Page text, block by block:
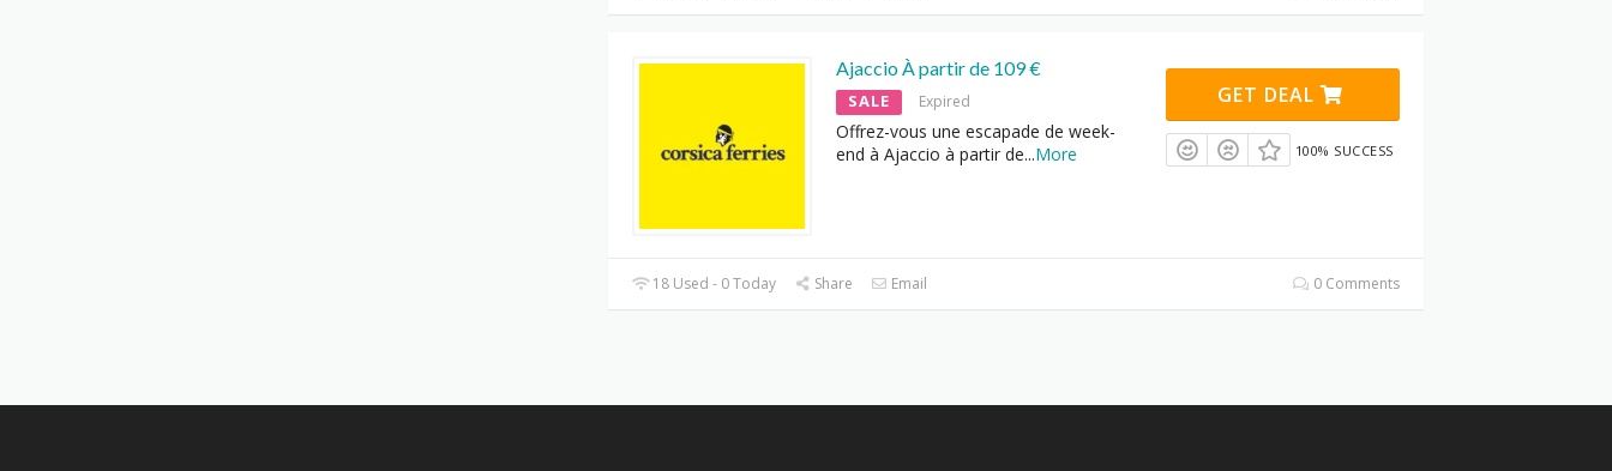
Ajaccio À partir de 109 €
SALE Expired
Offrez-vous une escapade de week-
end à Ajaccio à partir de...More
GET DEAL
100% SUCCESS
18 Used - 0 Today Share Email 0 Comments